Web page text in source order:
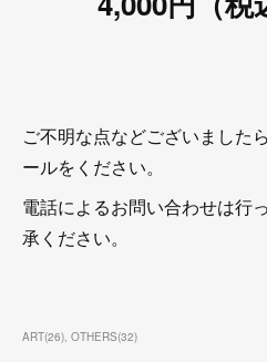
ご不明な点などございました
ールをください。
電話によるお問い合わせは行
承ください。
ART(26) OTHERS(32)